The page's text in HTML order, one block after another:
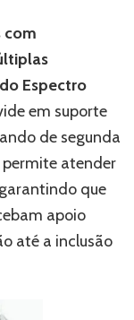
com
Espectro
em suporte
de segunda
permite atender
que
apoio
até a inclusão